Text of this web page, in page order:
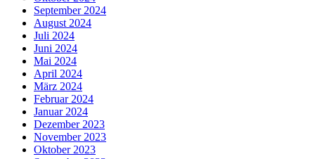
September 2024
August 2024
Juli 2024
Juni 2024
Mai 2024
April 2024
März 2024
Februar 2024
Januar 2024
Dezember 2023
November 2023
Oktober 2023